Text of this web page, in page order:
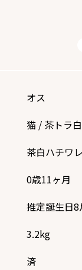
オス
猫 / 茶トラ
茶白ハチワレ
0歳11ヶ月
推定誕生日8
3.2kg
済